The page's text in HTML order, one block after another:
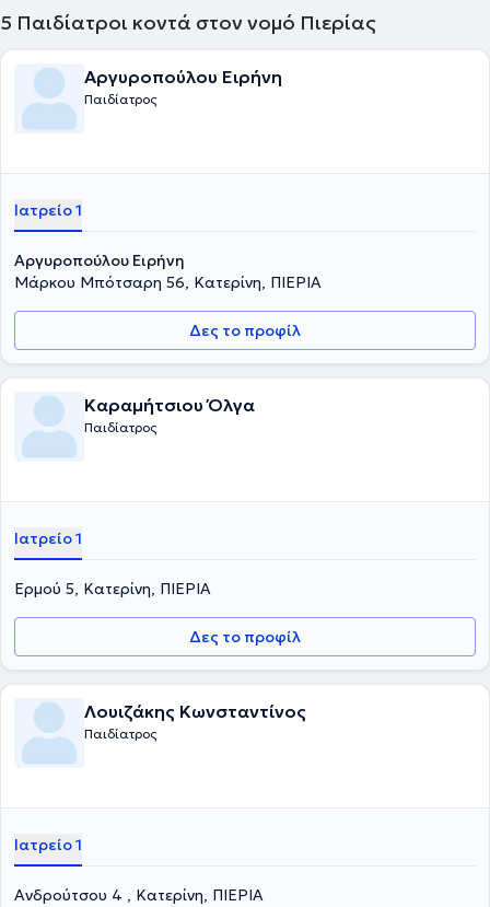
5 Παιδίατροι κοντά στον νομό Πιερίας
Αργυροπούλου Ειρήνη
Παιδίατρος
Ιατρείο 1
Αργυροπούλου Ειρήνη
Μάρκου Μπότσαρη 56, Κατερίνη, ΠΙΕΡΙΑ
Δες το προφίλ
Καραμήτσιου Όλγα
Παιδίατρος
Ιατρείο 1
Ερμού 5, Κατερίνη, ΠΙΕΡΙΑ
Δες το προφίλ
Λουιζάκης Κωνσταντίνος
Παιδίατρος
Ιατρείο 1
Ανδρούτσου 4 , Κατερίνη, ΠΙΕΡΙΑ